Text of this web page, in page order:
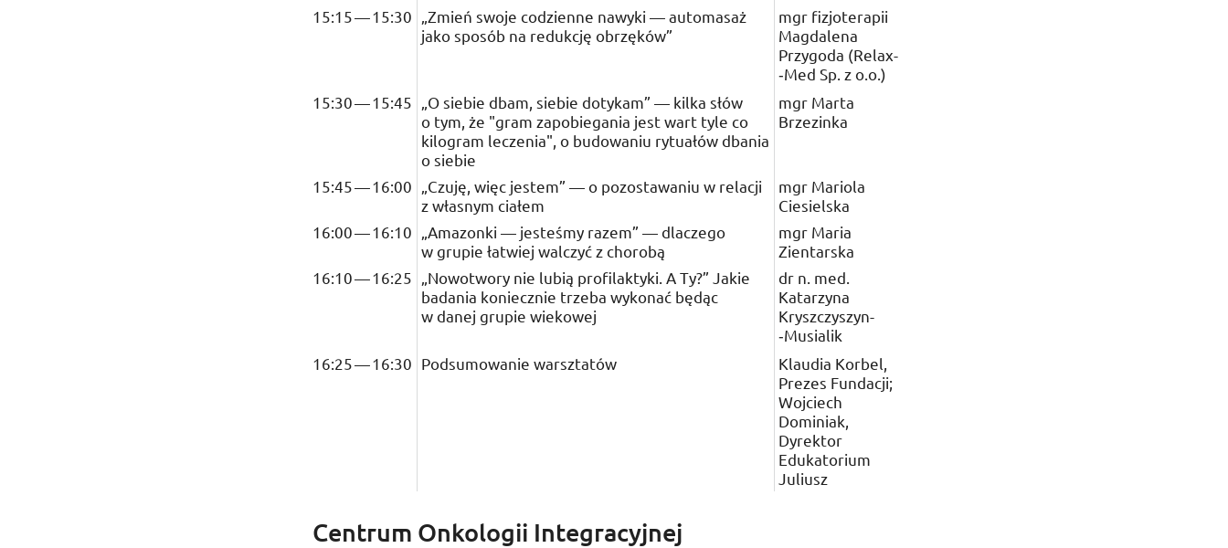
15:15—15:30
„Zmień swoje codzienne nawyki — automasaż
jako sposób na redukcję obrzęków”
mgr fizjoterapii
Magdalena
Przygoda (Relax­
‑MedSp. zo.o.)
15:30—15:45
„O siebie dbam, siebie dotykam” — kilka słów
o tym, że gram zapobiegania jest wart tyle co
kilogram leczenia
, o budowaniu rytuałów dbania
o siebie
mgr Marta
Brzezinka
15:45—16:00
„Czuję, więc jestem” — o pozostawaniu w relacji
z własnym ciałem
mgr Mariola
Ciesielska
16:00—16:10
„Amazonki — jesteśmy razem” — dlaczego
w grupie łatwiej walczyć z chorobą
mgr Maria
Zientarska
16:10—16:25
„Nowotwory nie lubią profilaktyki. A Ty?” Jakie
badania koniecznie trzeba wykonać będąc
w danej grupie wiekowej
dr n. med.
Katarzyna
Kryszczyszyn­
‑Musialik
16:25—16:30 Podsumowanie warsztatów
Klaudia Korbel,
Prezes Fundacji;
Wojciech
Dominiak,
Dyrektor
Edukatorium
Juliusz
Centrum Onkologii Integracyjnej